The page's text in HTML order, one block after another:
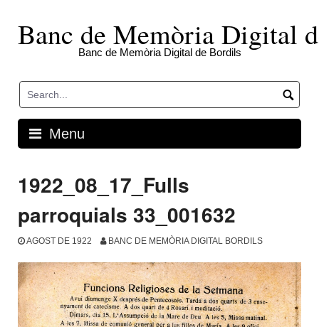
contentBanc de Memòria Digital
Banc de Memòria Digital de Bordils
Menu
1922_08_17_Fulls
parroquials 33_001632
AGOST DE 1922 BANC DE MEMÒRIA DIGITAL BORDILS